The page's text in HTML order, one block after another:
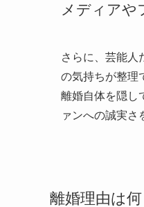
メディアや
さらに、芸能人
の気持ちが整理
離婚自体を隠し
ァンへの誠実さ
離婚理由は何